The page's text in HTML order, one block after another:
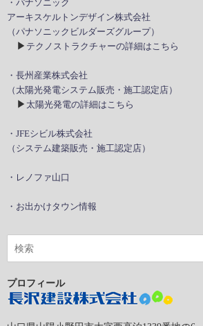
・パナソニック
アーキスケルトンデザイン株式会社
（パナソニックビルダーズグループ）
▶ テクノストラクチャーの詳細はこちら
・長州産業株式会社
（太陽光発電システム販売・施工認定店）
▶ 太陽光発電の詳細はこちら
・JFEシビル株式会社
（システム建築販売・施工認定店）
・レノファ山口
・お出かけタウン情報
プロフィール